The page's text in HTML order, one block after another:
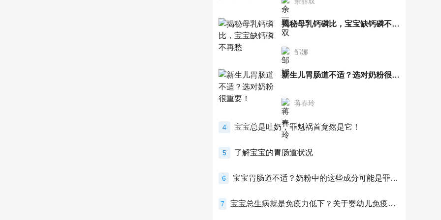
揭秘母乳钙磷比，宝宝缺钙磷不再愁
邹娜
新生儿胃肠道不适？选对奶粉很重要！
蒋春玲
4 宝宝总是吐奶，罪魁祸首竟然是它！
5 了解宝宝的胃肠道状况
6 宝宝胃肠道不适？奶粉中的这些成分可能是罪魁祸首！
7 宝宝总生病就是免疫力低下？关于婴幼儿免疫力的真相，家长必须了解！